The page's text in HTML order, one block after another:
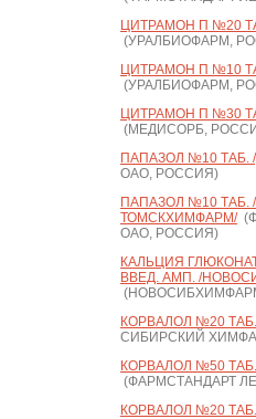
ЦИТРАМОН П №20
(УРАЛБИОФАРМ,
ЦИТРАМОН П №10
(УРАЛБИОФАРМ,
ЦИТРАМОН П №30
(МЕДИСОРБ,
ПАПАЗОЛ №10 ТАБ.
ОАО, РОССИЯ)
ПАПАЗОЛ №10 ТАБ.
ТОМСКХИМФАРМ/
ОАО, РОССИЯ)
КАЛЬЦИЯ
ВВЕД. АМП. /
КОРВАЛОЛ №20
СИБИРСКИЙ
КОРВАЛОЛ №50
(ФАРМСТАНДАРТ
КОРВАЛОЛ №20